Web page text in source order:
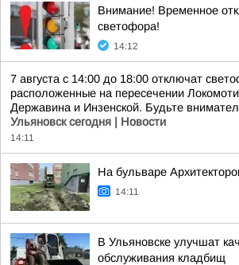
Внимание! Временное
светофора!
14:12
7 августа с 14:00 до 18:00 отключат
расположенные на пересечении
Державина и Инзенской. Будьте
Ульяновск сегодня | Новости
14:11
На бульваре
14:11
В Ульяновске улучшат
обслуживания кладбищ